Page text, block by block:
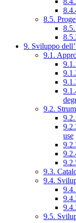
8.5.
9. Sviluppo
9.1.
9.2.
use
9.3.
9.4.
9.5.